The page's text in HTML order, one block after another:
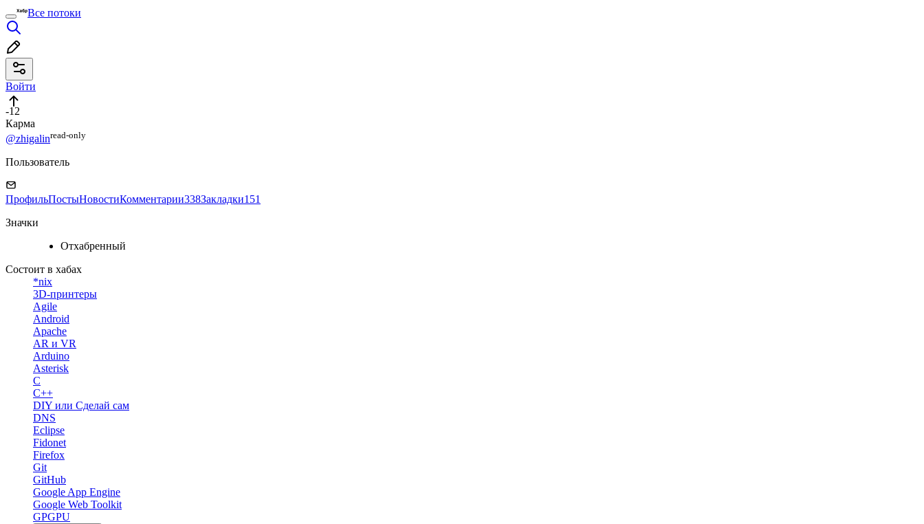
Все потоки
Войти
-12
Карма
@zhigalinread⁠-⁠only
Пользователь
ПрофильПостыНовостиКомментарии338Закладки151
Значки
Отхабренный
Состоит в хабах
*nix
3D-принтеры
Agile
Android
Apache
AR и VR
Arduino
Asterisk
C
C++
DIY или Сделай сам
DNS
Eclipse
Fidonet
Firefox
Git
GitHub
Google App Engine
Google Web Toolkit
GPGPU